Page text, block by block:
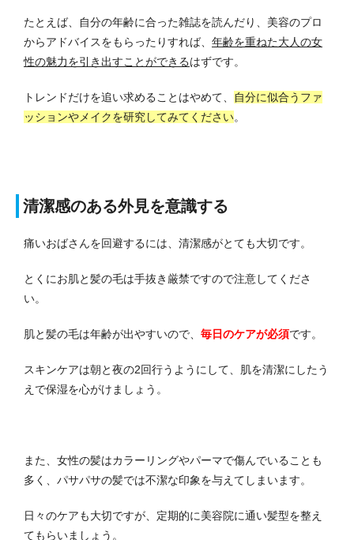
たとえば、自分の年齢に合った雑誌を読んだり、美容のプロ
からアドバイスをもらったりすれば、 年齢を重ねた大人の女
性の魅力を引き出すことができるはずです。
トレンドだけを追い求めることはやめて、
自分に似合うファ
ッションやメイクを研究してみてください。
清潔感のある外見を意識する
痛いおばさんを回避するには、清潔感がとても大切です。
とくにお肌と髪の毛は手抜き厳禁ですので注意してくださ
い。
肌と髪の毛は年齢が出やすいので、 毎日のケアが必須です。
スキンケアは朝と夜の2回行うようにして、肌を清潔にしたう
えで保湿を心がけましょう。
また、女性の髪はカラーリングやパーマで傷んでいることも
多く、パサパサの髪では不潔な印象を与えてしまいます。
日々のケアも大切ですが、定期的に美容院に通い髪型を整え
てもらいましょう。